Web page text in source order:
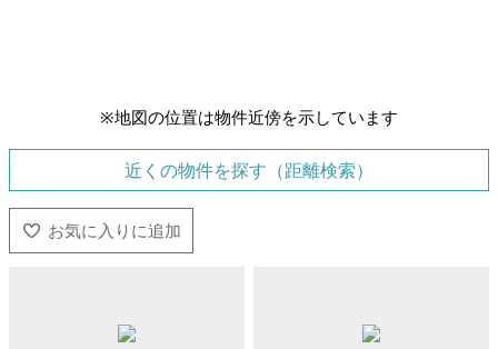
※地図の位置は物件近傍を示しています
近くの物件を探す（距離検索）